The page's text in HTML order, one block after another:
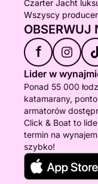
Czarter Jacht
Wszyscy
OBSERWUJ
f
Lider w
Ponad 55 000
katamarany,
armatorów
Click & Boat to
termin na
szybko!